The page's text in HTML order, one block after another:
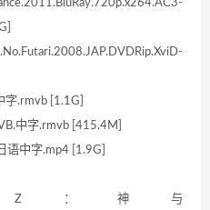
.rmvb [1.1G]
中字.rmvb [415.4M]
中字.mp4 [1.9G]
Z：神与